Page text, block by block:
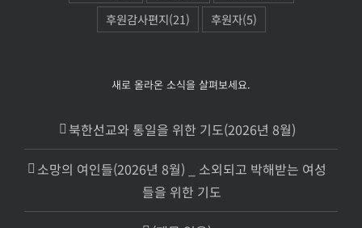
후원감사편지(21) 후원자(5)
새로 올라온 소식을 살펴보세요.
북한선교와 통일을 위한 기도(2026년 8월)
소망의 여인들(2026년 8월) _ 소외되고 박해받는 여성
들을 위한 기도